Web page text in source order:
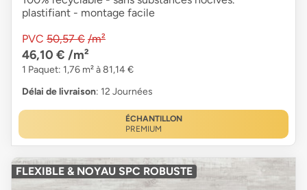
plastifiant - montage facile
PVC 50,57 € /m²
46,10 € /m²
1 Paquet: 1,76 m² à 81,14 €
Délai de livraison: 12 Journées
ÉCHANTILLON
PREMIUM
FLEXIBLE & NOYAU SPC ROBUSTE